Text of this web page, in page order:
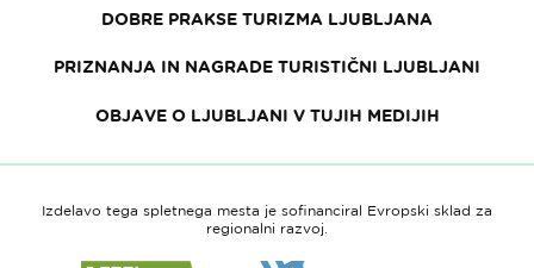
DOBRE PRAKSE TURIZMA LJUBLJANA
PRIZNANJA IN NAGRADE TURISTIČNI LJUBLJANI
OBJAVE O LJUBLJANI V TUJIH MEDIJIH
Izdelavo tega spletnega mesta je sofinanciral Evropski sklad za
regionalni razvoj.